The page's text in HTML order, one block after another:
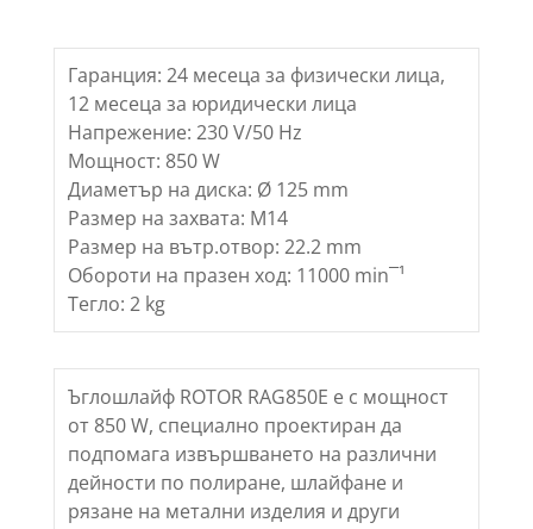
Гаранция: 24 месеца за физически лица,
12 месеца за юридически лица
Напрежение: 230 V/50 Hz
Мощност: 850 W
Диаметър на диска: Ø 125 mm
Размер на захвата: M14
Размер на вътр.отвор: 22.2 mm
Обороти на празен ход: 11000 min¯¹
Тегло: 2 kg
Ъглошлайф ROTOR RAG850E е с мощност
от 850 W, специално проектиран да
подпомага извършването на различни
дейности по полиране, шлайфане и
рязане на метални изделия и други